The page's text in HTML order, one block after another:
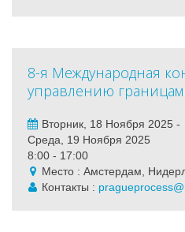
8-я Международная
управлению
Вторник, 18 Ноября 2025 -
Среда, 19 Ноября 2025
8:00 - 17:00
Место : Амстердам,
Контакты :